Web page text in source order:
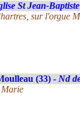
St Jean-Baptiste
sur l'orgue
(33) - Nd
Marie